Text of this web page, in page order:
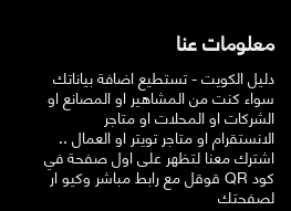
معلومات عنا
دليل الكويت - تستطيع اضافة بياناتك
سواء كنت من المشاهير او المصانع او
الشركات او المحلات او متاجر
الانستقرام او متاجر تويتر او العمال ..
اشترك معنا لتظهر على اول صفحة في
قوقل مع رابط مباشر وكيو ار QR كود
لصفحتك